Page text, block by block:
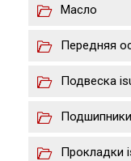
Масло
Передняя
Подвеска
Прокладки